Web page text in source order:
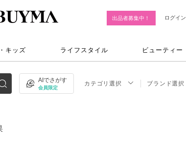
出品者募集中！ ログイン
キッズ ライフスタイル ビューティー
AIでさがす
会員限定
カテゴリ選択 ブランド選択